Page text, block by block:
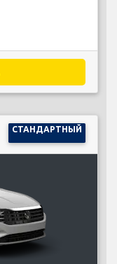
СТАНДАРТНЫЙ